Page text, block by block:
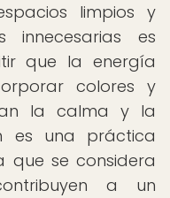
limpios y
innecesarias es
que la energía
colores y
la calma y la
es una práctica
que se considera
a un